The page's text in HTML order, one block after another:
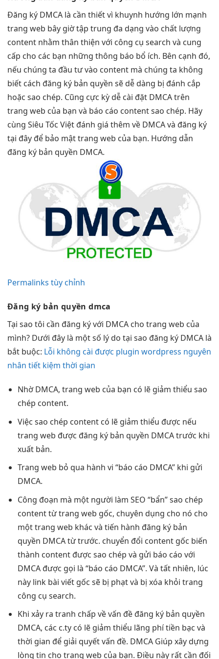
Đăng ký DMCA là cần thiết vì khuynh hướng lớn mạnh
trang web bây giờ tập trung đa dạng vào chất lượng
content nhằm thân thiện với công cụ search và cung
cấp cho các bạn những thông báo bổ ích. Bên cạnh đó,
nếu chúng ta đầu tư vào content mà chúng ta không
biết cách đăng ký bản quyền sẽ dễ dàng bị đánh cắp
hoặc sao chép. Cũng cực kỳ dễ cài đặt DMCA trên
trang web của bạn và báo cáo content sao chép. Hãy
cùng Siêu Tốc Việt đánh giá thêm về DMCA và đăng ký
tại đây để bảo mật trang web của bạn. Hướng dẫn
đăng ký bản quyền DMCA.
Permalinks tùy chỉnh
Đăng ký bản quyền dmca
Tại sao tôi cần đăng ký với DMCA cho trang web của
mình? Dưới đây là một số lý do tại sao đăng ký DMCA là
bắt buộc: Lỗi không cài được plugin wordpress nguyên
nhân tiết kiệm thời gian
Nhờ DMCA, trang web của bạn có lẽ giảm thiểu sao
chép content.
Việc sao chép content có lẽ giảm thiểu được nếu
trang web được đăng ký bản quyền DMCA trước khi
xuất bản.
Trang web bỏ qua hành vi “báo cáo DMCA” khi gửi
DMCA.
Công đoạn mà một người làm SEO “bẩn” sao chép
content từ trang web gốc, chuyên dụng cho nó cho
một trang web khác và tiến hành đăng ký bản
quyền DMCA từ trước. chuyển đổi content gốc biến
thành content được sao chép và gửi báo cáo với
DMCA được gọi là “báo cáo DMCA”. Và tất nhiên, lúc
này link bài viết gốc sẽ bị phạt và bị xóa khỏi trang
công cụ search.
Khi xảy ra tranh chấp về vấn đề đăng ký bản quyền
DMCA, các c.ty có lẽ giảm thiểu lãng phí tiền bạc và
thời gian để giải quyết vấn đề. DMCA Giúp xây dựng
lòng tin cho trang web của bạn. Điều này rất cần đối